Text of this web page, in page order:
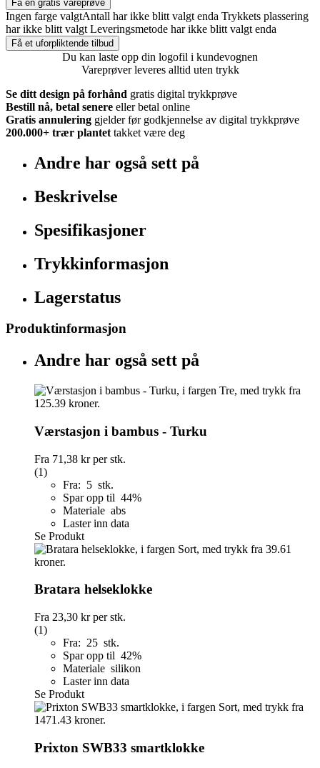
Få en gratis vareprøve
Ingen farge valgtAntall har ikke blitt valgt enda Trykkets plassering
har ikke blitt valgt Leveringsmetode har ikke blitt valgt enda
Få et uforpliktende tilbud
Du kan laste opp din logofil i kundevognen
Vareprøver leveres alltid uten trykk
Se ditt design på forhånd gratis digital trykkprøve
Bestill nå, betal senere eller betal online
Gratis annulering gjelder før godkjennelse av digital trykkprøve
200.000+ trær plantet takket være deg
Andre har også sett på
Beskrivelse
Spesifikasjoner
Trykkinformasjon
Lagerstatus
Produktinformasjon
Andre har også sett på
Værstasjon i bambus - Turku
Fra 71,38 krper stk.
(1)
Fra: 5 stk.
Spar opp til 44%
Materiale abs
Laster inn data
Se Produkt
Bratara helseklokke
Fra 23,30 krper stk.
(1)
Fra: 25 stk.
Spar opp til 42%
Materiale silikon
Laster inn data
Se Produkt
Prixton SWB33 smartklokke